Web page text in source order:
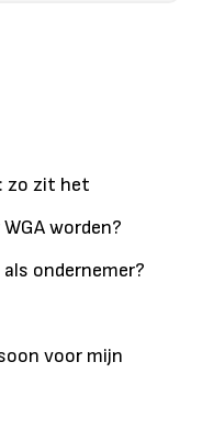
zo zit het
worden?
ondernemer?
voor mijn